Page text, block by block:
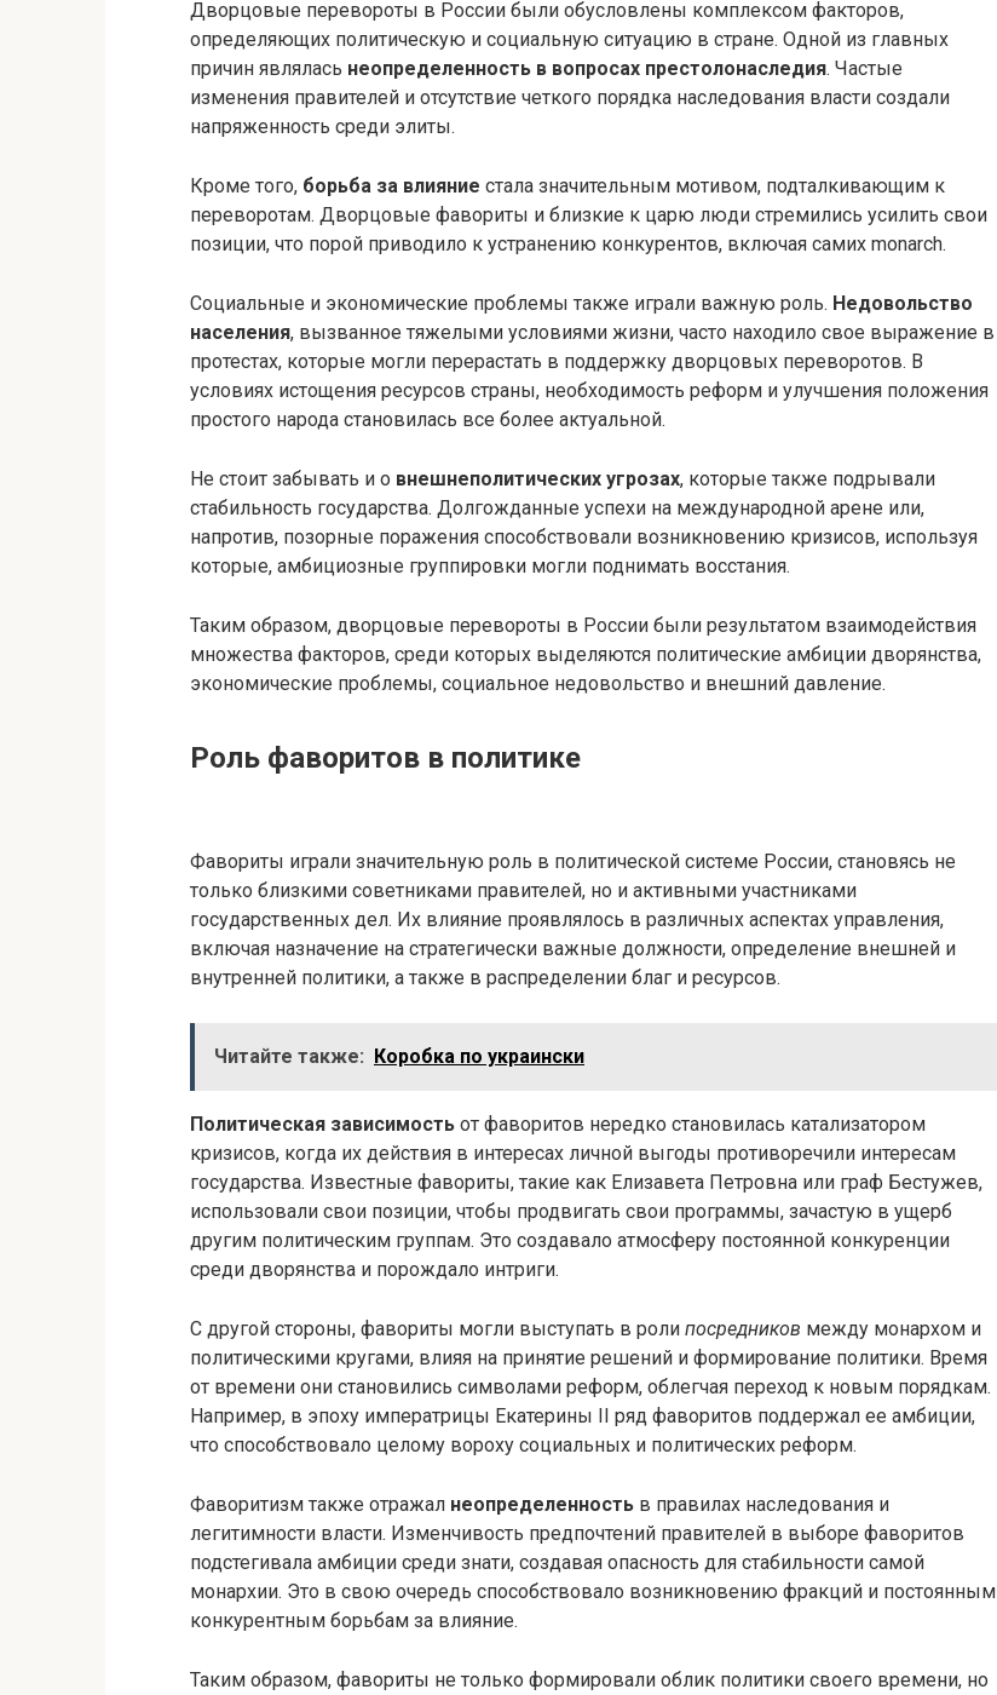
Дворцовые перевороты в России были обусловлены комплексом факторов,
определяющих политическую и социальную ситуацию в стране. Одной из главных
причин являлась неопределенность в вопросах престолонаследия. Частые
изменения правителей и отсутствие четкого порядка наследования власти создали
напряженность среди элиты.
Кроме того, борьба за влияние стала значительным мотивом, подталкивающим к
переворотам. Дворцовые фавориты и близкие к царю люди стремились усилить свои
позиции, что порой приводило к устранению конкурентов, включая самих monarch.
Социальные и экономические проблемы также играли важную роль. Недовольство
населения, вызванное тяжелыми условиями жизни, часто находило свое выражение в
протестах, которые могли перерастать в поддержку дворцовых переворотов. В
условиях истощения ресурсов страны, необходимость реформ и улучшения положения
простого народа становилась все более актуальной.
Не стоит забывать и о внешнеполитических угрозах, которые также подрывали
стабильность государства. Долгожданные успехи на международной арене или,
напротив, позорные поражения способствовали возникновению кризисов, используя
которые, амбициозные группировки могли поднимать восстания.
Таким образом, дворцовые перевороты в России были результатом взаимодействия
множества факторов, среди которых выделяются политические амбиции дворянства,
экономические проблемы, социальное недовольство и внешний давление.
Роль фаворитов в политике
Фавориты играли значительную роль в политической системе России, становясь не
только близкими советниками правителей, но и активными участниками
государственных дел. Их влияние проявлялось в различных аспектах управления,
включая назначение на стратегически важные должности, определение внешней и
внутренней политики, а также в распределении благ и ресурсов.
Читайте также: Коробка по украински
Политическая зависимость от фаворитов нередко становилась катализатором
кризисов, когда их действия в интересах личной выгоды противоречили интересам
государства. Известные фавориты, такие как Елизавета Петровна или граф Бестужев,
использовали свои позиции, чтобы продвигать свои программы, зачастую в ущерб
другим политическим группам. Это создавало атмосферу постоянной конкуренции
среди дворянства и порождало интриги.
С другой стороны, фавориты могли выступать в роли посредников между монархом и
политическими кругами, влияя на принятие решений и формирование политики. Время
от времени они становились символами реформ, облегчая переход к новым порядкам.
Например, в эпоху императрицы Екатерины II ряд фаворитов поддержал ее амбиции,
что способствовало целому вороху социальных и политических реформ.
Фаворитизм также отражал неопределенность в правилах наследования и
легитимности власти. Изменчивость предпочтений правителей в выборе фаворитов
подстегивала амбиции среди знати, создавая опасность для стабильности самой
монархии. Это в свою очередь способствовало возникновению фракций и постоянным
конкурентным борьбам за влияние.
Таким образом, фавориты не только формировали облик политики своего времени, но